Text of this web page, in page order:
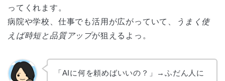
ってくれます。
病院や学校、仕事でも活用が広がっていて、
うまく使
えば時短と品質アップが狙えるよっ。
「AIに何を頼めばいいの？」→ふだん人に